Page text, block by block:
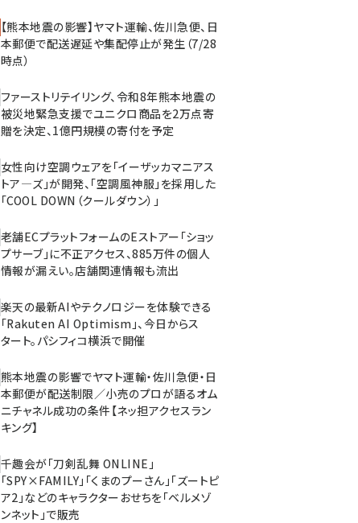
【熊本地震の影響】ヤマト運輸、佐川急便、日
本郵便で配送遅延や集配停止が発生（7/28
時点）
ファーストリテイリング、令和8年熊本地震の
被災地緊急支援でユニクロ商品を2万点寄
贈を決定、1億円規模の寄付を予定
女性向け空調ウェアを「イーザッカマニアス
トア―ズ」が開発、「空調風神服」を採用した
「COOL DOWN（クールダウン）」
老舗ECプラットフォームのEストアー「ショッ
プサーブ」に不正アクセス、885万件の個人
情報が漏えい。店舗関連情報も流出
楽天の最新AIやテクノロジーを体験できる
「Rakuten AI Optimism」、今日からス
タート。パシフィコ横浜で開催
熊本地震の影響でヤマト運輸・佐川急便・日
本郵便が配送制限／小売のプロが語るオム
ニチャネル成功の条件【ネッ担アクセスラン
キング】
千趣会が「刀剣乱舞 ONLINE」
「SPY×FAMILY」「くまのプーさん」「ズートピ
ア2」などのキャラクターおせちを「ベルメゾ
ンネット」で販売